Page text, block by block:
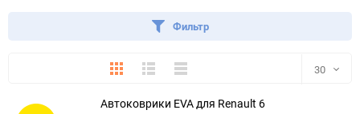
Фильтр
ПлиткаПодробноКомпактно 30
Автоковрики EVA для Renault 6